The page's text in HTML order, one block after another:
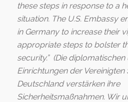
these steps in response to a
situation. The U.S. Embassy
in Germany to increase their
appropriate steps to bolster
security.” (Die
Einrichtungen der Vereinigten
Deutschland verstärken ihre
Sicherheitsmaßnahmen. Wir